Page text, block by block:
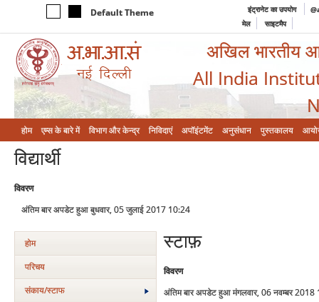
Default Theme इंट्रानेट का उपयोग
मेल
साइटमैप
अखिल भारतीय
All India
होम एम्‍स के बारे में विभाग और केन्‍द्र निविदाएं अपॉइंटमेंट अनुसंधान पुस्तकालय
विद्यार्थी
विवरण
अंतिम बार अपडेट हुआ बुधवार, 05 जुलाई 2017 10:24
होम
परिचय
संकाय/स्‍टाफ
स्टाफ़
विवरण
अंतिम बार अपडेट हुआ मंगलवार, 06 नवम्बर 2018